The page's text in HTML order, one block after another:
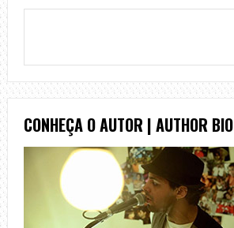
CONHEÇA O AUTOR | AUTHOR BIO